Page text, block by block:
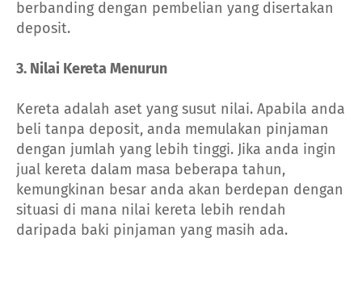
berbanding dengan pembelian yang disertakan
deposit.
3. Nilai Kereta Menurun
Kereta adalah aset yang susut nilai. Apabila anda
beli tanpa deposit, anda memulakan pinjaman
dengan jumlah yang lebih tinggi. Jika anda ingin
jual kereta dalam masa beberapa tahun,
kemungkinan besar anda akan berdepan dengan
situasi di mana nilai kereta lebih rendah
daripada baki pinjaman yang masih ada.